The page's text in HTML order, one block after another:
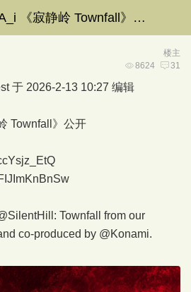
Screen Burn & A_i 《寂静岭 Townfall》公开，2026年发售
楼主
8624 31
于 2026-2-13 10:27 编辑
Townfall》公开
Townfall from our
co-produced by @Konami.